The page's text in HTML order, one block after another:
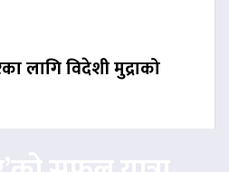
लागि विदेशी मुद्राको